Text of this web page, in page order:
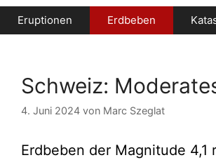
Eruptionen Erdbeben
Schweiz:
4. Juni 2024 von Marc Szeglat
Erdbeben der Magnitude